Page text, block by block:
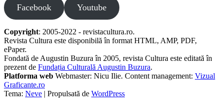
Facebook Youtube
Copyright: 2005-2022 - revistacultura.ro.
Revista Cultura este disponibilă în format HTML, AMP, PDF,
ePaper.
Fondată de Augustin Buzura în 2005, revista Cultura este editată în
prezent de Fundația Culturală Augustin Buzura.
Platforma web Webmaster: Nicu Ilie. Content management: Vizual
Graficante.ro
Tema: Neve | Propulsată de WordPress